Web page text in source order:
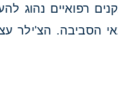
רפואיים נהוג
הסביבה. הצ'ילר